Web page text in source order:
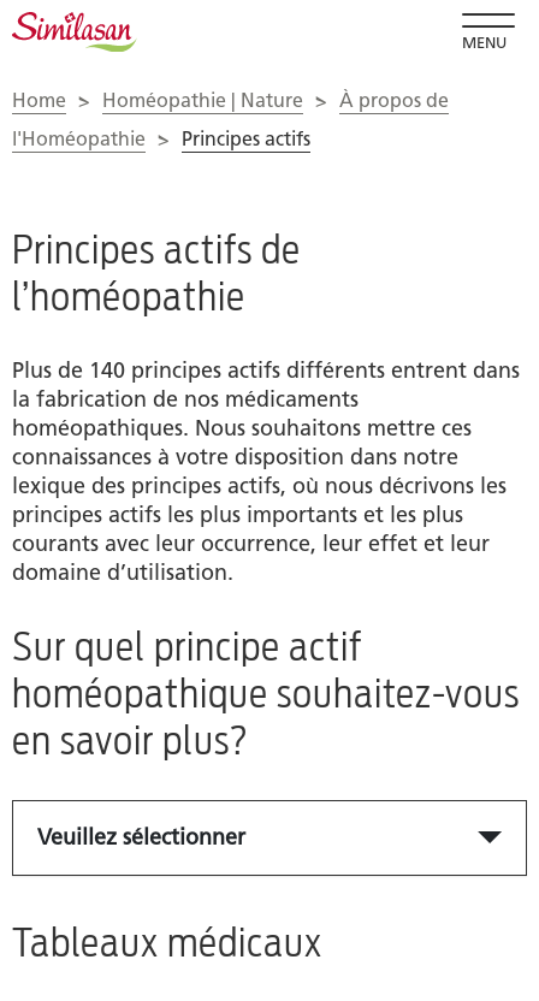
MENU
Home > Homéopathie | Nature > À propos de
l'Homéopathie > Principes actifs
Principes actifs de
l’homéopathie
Plus de 140 principes actifs différents entrent dans
la fabrication de nos médicaments
homéopathiques. Nous souhaitons mettre ces
connaissances à votre disposition dans notre
lexique des principes actifs, où nous décrivons les
principes actifs les plus importants et les plus
courants avec leur occurrence, leur effet et leur
domaine d’utilisation.
Sur quel principe actif
homéopathique souhaitez-vous
en savoir plus?
Veuillez sélectionner
Tableaux médicaux